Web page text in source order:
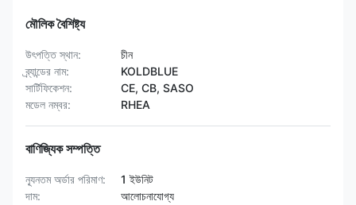
মৌলিক বৈশিষ্ট্য
উৎপত্তি স্থান:
চীন
ব্র্যান্ডের নাম:
KOLDBLUE
সার্টিফিকেশন:
CE, CB, SASO
মডেল নম্বর:
RHEA
বাণিজ্যিক সম্পত্তি
ন্যূনতম অর্ডার পরিমাণ:
1 ইউনিট
দাম:
আলোচনাযোগ্য